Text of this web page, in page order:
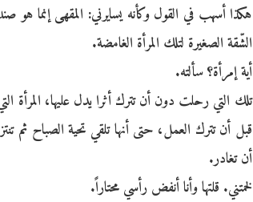
هكذا أسهب في القول وكأنه يسايرني: المقهى إنما
الشّقة الصغيرة لتلك المرأة الغامضة.
أية إمرأة؟ سألته.
تلك التي رحلت دون أن تترك أثرا يدل عليها،
قبل أن تترك العمل، حتى أنها تلقي تحية الصباح ثم
أن تغادر.
لخمتني. قلتها وأنا أنفض رأسي محتاراً.